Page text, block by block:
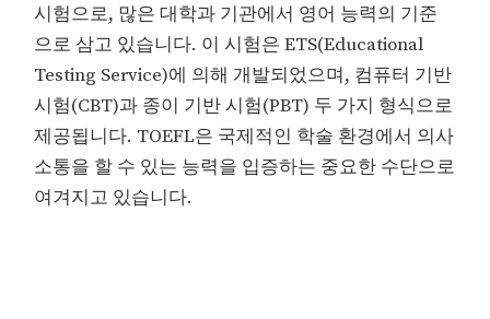
시험으로, 많은 대학과 기관에서 영어 능력의 기준
으로 삼고 있습니다. 이 시험은 ETS(Educational
Testing Service)에 의해 개발되었으며, 컴퓨터 기반
시험(CBT)과 종이 기반 시험(PBT) 두 가지 형식으로
제공됩니다. TOEFL은 국제적인 학술 환경에서 의사
소통을 할 수 있는 능력을 입증하는 중요한 수단으로
여겨지고 있습니다.